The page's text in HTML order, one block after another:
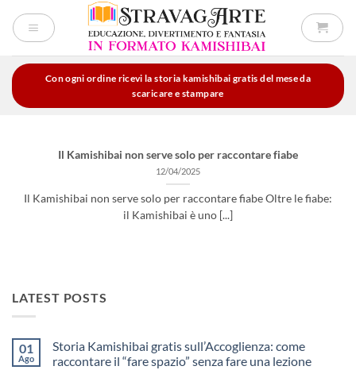
Con ogni ordine ricevi la storia kamishibai gratis del mese da
scaricare e stampare
Il Kamishibai non serve solo per raccontare fiabe
12/04/2025
Il Kamishibai non serve solo per raccontare fiabe Oltre le fiabe:
il Kamishibai è uno [...]
LATEST POSTS
01
Ago
Storia Kamishibai gratis sull’Accoglienza: come
raccontare il “fare spazio” senza fare una lezione